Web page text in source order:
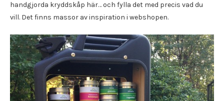
handgjorda kryddskåp här… och fylla det med precis vad du
vill. Det finns massor av inspiration i webshopen.